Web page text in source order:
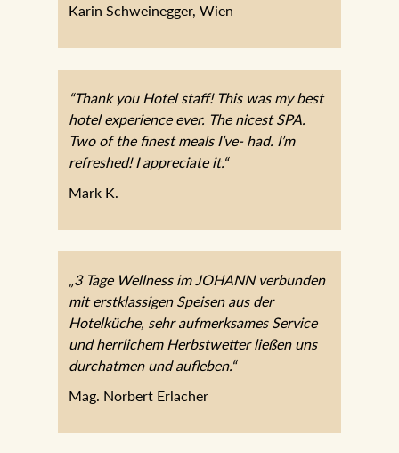
wieder.“
“Thank you Hotel staff! This was my best
hotel experience ever. The nicest SPA.
Two of the finest meals I’ve- had. I’m
refreshed! I appreciate it.“
„3 Tage Wellness im JOHANN
verbunden mit erstklassigen Speisen aus
der Hotelküche, sehr aufmerksames
ließen uns durchatmen und aufleben.“